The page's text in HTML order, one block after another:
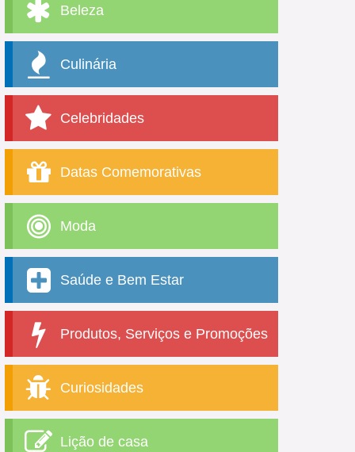
Beleza
Culinária
Celebridades
Datas Comemorativas
Moda
Saúde e Bem Estar
Produtos, Serviços e Promoções
Curiosidades
Lição de casa